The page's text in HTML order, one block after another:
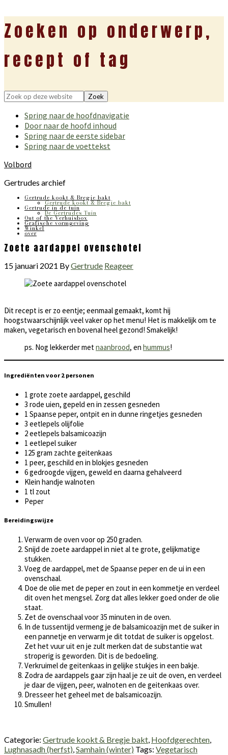
Zoeken op onderwerp,
recept of tag
Zoek
deze
website
Spring naar de hoofdnavigatie
Door naar de hoofd inhoud
Spring naar de eerste sidebar
Spring naar de voettekst
Volbord
Gertrudes archief
Gertrude kookt & Bregje bakt
Gertrude kookt & Bregje bakt
Gertrude in de tuin
De Gertrudes Tuin
Out of the Verhuisbox
Grafische vormgeving
Winkel
over
Zoete aardappel ovenschotel
15 januari 2021 ByGertrude Reageer
Dit recept is er zo eentje; eenmaal gemaakt, komt hij
hoogstwaarschijnlijk veel vaker op het menu! Het is makkelijk om te
maken, vegetarisch en bovenal heel gezond! Smakelijk!
ps. Nog lekkerder metnaanbrood, en hummus!
Ingrediënten voor 2 personen
1 grote zoete aardappel, geschild
3 rode uien, gepeld en in zessen gesneden
1 Spaanse peper, ontpit en in dunne ringetjes gesneden
3 eetlepels olijfolie
2 eetlepels balsamicoazijn
1 eetlepel suiker
125 gram zachte geitenkaas
1 peer, geschild en in blokjes gesneden
6 gedroogde vijgen, geweld en daarna gehalveerd
Klein handje walnoten
1 tl zout
Peper
Bereidingswijze
Verwarm de oven voor op 250 graden.
Snijd de zoete aardappel in niet al te grote, gelijkmatige
stukken.
Voeg de aardappel, met de Spaanse peper en de ui in een
ovenschaal.
Doe de olie met de peper en zout in een kommetje en verdeel
dit oven het mengsel. Zorg dat alles lekker goed onder de olie
staat.
Zet de ovenschaal voor 35 minuten in de oven.
In de tussentijd vermeng je de balsamicoazijn met de suiker in
een pannetje en verwarm je dit totdat de suiker is opgelost.
Zet het vuur uit en je zult merken dat de substantie wat
stroperig is geworden. Dit is de bedoeling.
Verkruimel de geitenkaas in gelijke stukjes in een bakje.
Zodra de aardappels gaar zijn haal je ze uit de oven, en verdeel
je daar de vijgen, peer, walnoten en de geitenkaas over.
Dresseer het geheel met de balsamicoazijn.
Smullen!
Categorie: Gertrude kookt & Bregje bakt, Hoofdgerechten,
Lughnasadh (herfst),Samhain (winter) Tags: Vegetarisch